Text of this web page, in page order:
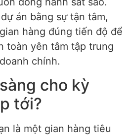
án bằng sự tận tâm,
hàng đúng tiến độ để
toàn yên tâm tập trung
chính.
cho kỳ
tới?
là một gian hàng tiêu